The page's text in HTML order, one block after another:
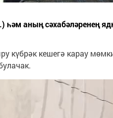
һәм аның сәхабәләренең
күбрәк кешегә карау